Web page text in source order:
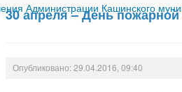
Администрации Кашинского
30 апреля – День
Опубликовано: 29.04.2016, 09:40